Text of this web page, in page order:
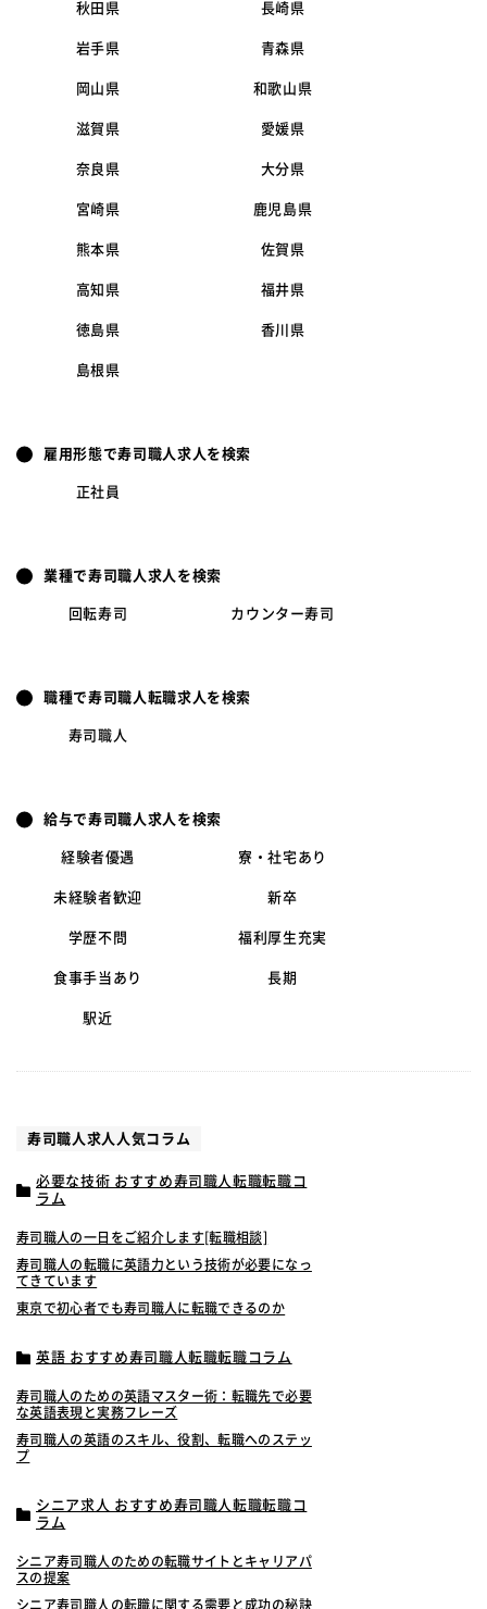
秋田県 長崎県
岩手県 青森県
岡山県 和歌山県
滋賀県 愛媛県
奈良県 大分県
宮崎県 鹿児島県
熊本県 佐賀県
高知県 福井県
徳島県 香川県
島根県
雇用形態で寿司職人求人を検索
正社員
業種で寿司職人求人を検索
回転寿司 カウンター寿司
職種で寿司職人転職求人を検索
寿司職人
給与で寿司職人求人を検索
経験者優遇 寮・社宅あり
未経験者歓迎 新卒
学歴不問 福利厚生充実
食事手当あり 長期
駅近
寿司職人求人人気コラム
必要な技術 おすすめ寿司職人転職転職コ
ラム
寿司職人の一日をご紹介します[転職相談]
寿司職人の転職に英語力という技術が必要になっ
てきています
東京で初心者でも寿司職人に転職できるのか
英語 おすすめ寿司職人転職転職コラム
寿司職人のための英語マスター術：転職先で必要
な英語表現と実務フレーズ
寿司職人の英語のスキル、役割、転職へのステッ
プ
シニア求人 おすすめ寿司職人転職転職コ
ラム
シニア寿司職人のための転職サイトとキャリアパ
スの提案
シニア寿司職人の転職に関する需要と成功の秘訣